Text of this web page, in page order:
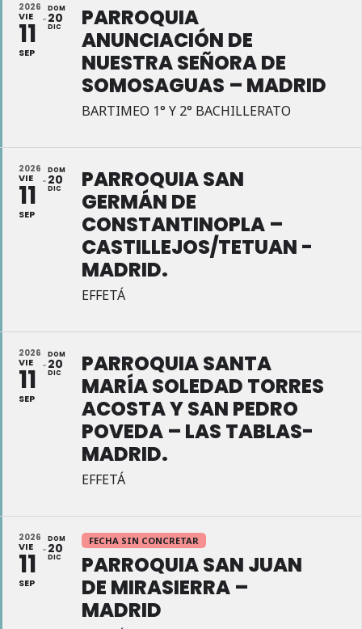
2026
VIE
11
SEP
DOM
20
DIC
PARROQUIA
ANUNCIACIÓN DE
NUESTRA SEÑORA DE
SOMOSAGUAS – MADRID
BARTIMEO 1° Y 2° BACHILLERATO
2026
VIE
11
SEP
DOM
20
DIC
PARROQUIA SAN
GERMÁN DE
CONSTANTINOPLA –
CASTILLEJOS/TETUAN -
MADRID.
EFFETÁ
2026
VIE
11
SEP
DOM
20
DIC
PARROQUIA SANTA
MARÍA SOLEDAD TORRES
ACOSTA Y SAN PEDRO
POVEDA – LAS TABLAS-
MADRID.
EFFETÁ
2026
VIE
11
SEP
DOM
20
DIC
FECHA SIN CONCRETAR
PARROQUIA SAN JUAN
DE MIRASIERRA –
MADRID